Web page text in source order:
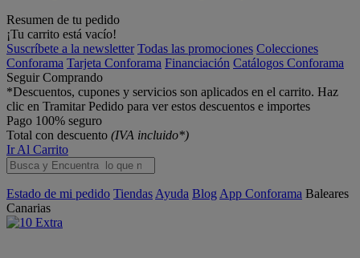
Resumen de tu pedido
¡Tu carrito está vacío!
Suscríbete a la newsletter Todas las promociones Colecciones
Conforama Tarjeta Conforama Financiación Catálogos Conforama
Seguir Comprando
*Descuentos, cupones y servicios son aplicados en el carrito. Haz
clic en Tramitar Pedido para ver estos descuentos e importes
Pago 100% seguro
Total con descuento (IVA incluido*)
Ir Al Carrito
Estado de mi pedido Tiendas Ayuda Blog App Conforama Baleares
Canarias